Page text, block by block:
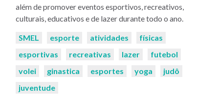
além de promover eventos esportivos, recreativos,
culturais, educativos e de lazer durante todo o ano.
Palavras-
SMEL esporte atividades
físicas
esportivas
recreativas lazer
futebol
volei
ginastica esportes yoga
judô
juventude